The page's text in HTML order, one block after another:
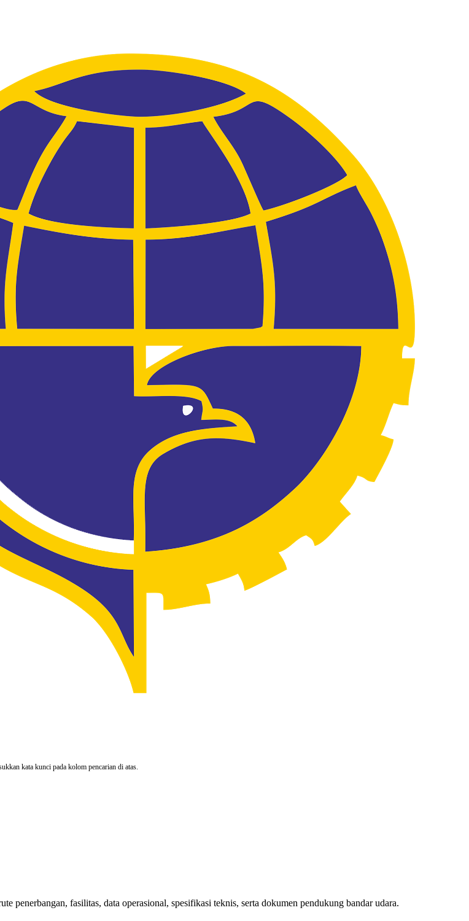
kata kunci pada kolom pencarian di atas.
penerbangan, fasilitas, data operasional, spesifikasi teknis, serta dokumen pendukung bandar udara.